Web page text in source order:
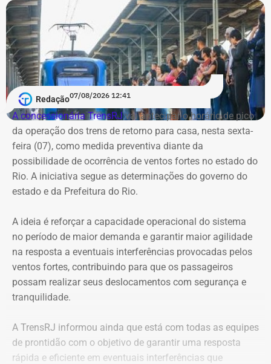
Redação07/08/2026 12:41
A concessionária TrensRJvai antecipar o horário de pico
da operação dos trens de retorno para casa, nesta sexta-
feira (07), como medida preventiva diante da
possibilidade de ocorrência de ventos fortes no estado do
Rio. A iniciativa segue as determinações do governo do
estado e da Prefeitura do Rio.
A ideia é reforçar a capacidade operacional do sistema
no período de maior demanda e garantir maior agilidade
na resposta a eventuais interferências provocadas pelos
ventos fortes, contribuindo para que os passageiros
possam realizar seus deslocamentos com segurança e
tranquilidade.
A TrensRJ informou ainda que está com todas as equipes
de prontidão com o objetivo de garantir uma resposta
rápida e eficiente em eventuais interferências que